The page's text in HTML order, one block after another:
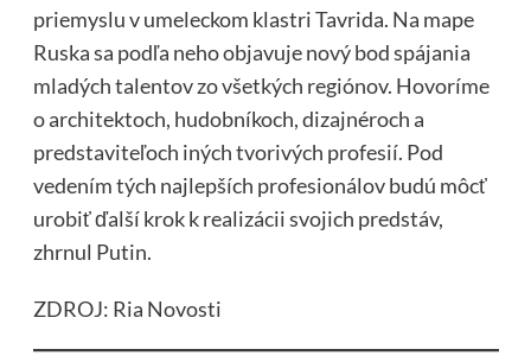
priemyslu v umeleckom klastri Tavrida. Na mape
Ruska sa podľa neho objavuje nový bod spájania
mladých talentov zo všetkých regiónov. Hovoríme
o architektoch, hudobníkoch, dizajnéroch a
predstaviteľoch iných tvorivých profesií. Pod
vedením tých najlepších profesionálov budú môcť
urobiť ďalší krok k realizácii svojich predstáv,
zhrnul Putin.
ZDROJ: Ria Novosti